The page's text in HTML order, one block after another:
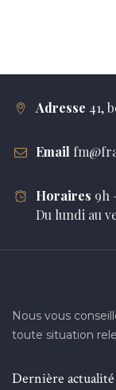
Adresse 41,
Email
Horaires 9h
Du lundi au
Nous vous
toute situation
Dernière actualité